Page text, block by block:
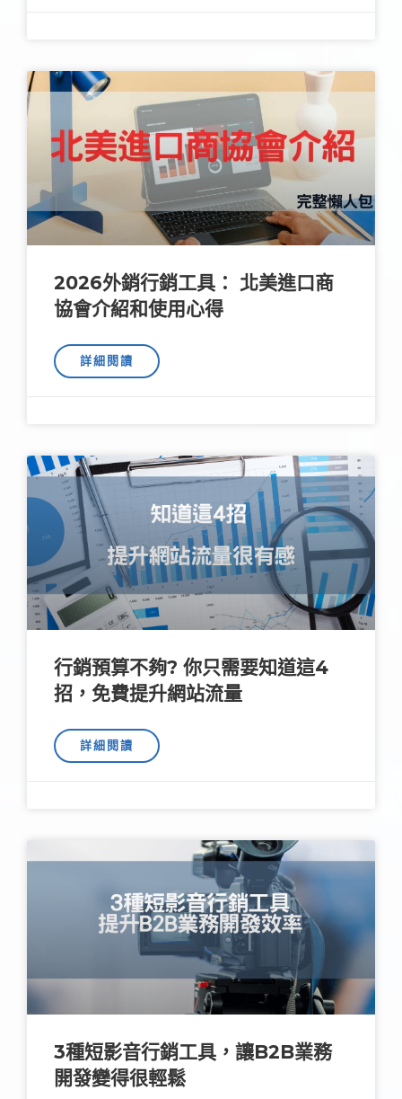
2026外銷行銷工具： 北美進口商
協會介紹和使用心得
詳細閱讀
行銷預算不夠? 你只需要知道這4
招，免費提升網站流量
詳細閱讀
3種短影音行銷工具，讓B2B業務
開發變得很輕鬆